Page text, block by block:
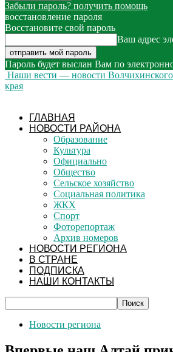
Забыли пароль? получить помощь
восстановление пароля
Восстановите свой пароль
Ваш адрес
Пароль будет выслан Вам по
Наши вести — новости
края
ГЛАВНАЯ
НОВОСТИ РАЙОНА
Образование
Культура
Официально
Общество
Сельское хозяйство
Социальная политика
ЖКХ
Спорт
Фоторепортаж
Архив номеров
НОВОСТИ РЕГИОНА
В СТРАНЕ
ПОДПИСКА
НАШИ КОНТАКТЫ
Новости региона